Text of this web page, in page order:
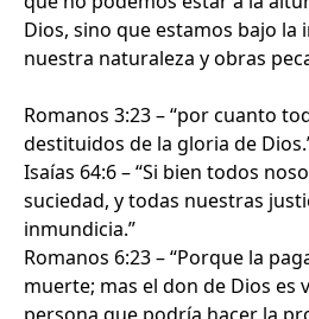
Dios, sino que estamos bajo la
nuestra naturaleza y obras
Romanos 3:23 – “por cuanto
destituidos de la gloria de
Isaías 64:6 – “Si bien todos
suciedad, y todas nuestras
inmundicia.”
Romanos 6:23 – “Porque la
muerte; mas el don de Dios es